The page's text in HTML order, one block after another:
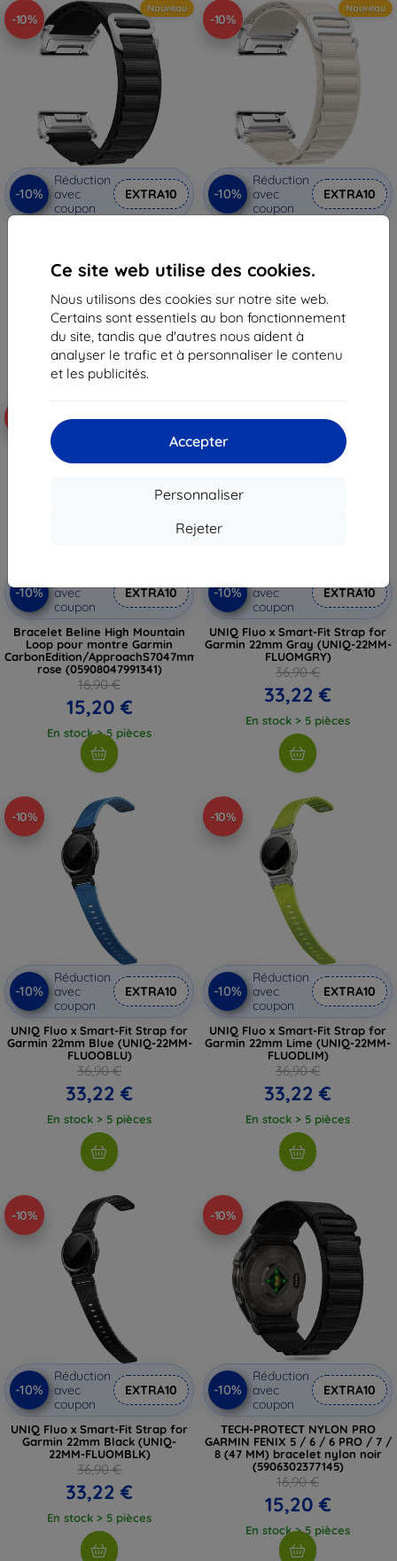
Ce site web utilise des cookies.
Nous utilisons des cookies sur notre site web.
Certains sont essentiels au bon fonctionnement
du site, tandis que d'autres nous aident à
analyser le trafic et à personnaliser le contenu
et les publicités.
Accepter
Personnaliser
Rejeter
-10%
Nouveau
-10%
Réduction
avec
coupon
EXTRA10
Solar/Descent Mk2i, noir
15,20 €
En stock > 5 pièces
-10%
Nouveau
-10%
Réduction
avec
coupon
EXTRA10
lumière stellaire
15,20 €
En stock > 5 pièces
-10%
avec
coupon
EXTRA10
Bracelet Beline High Mountain
Loop pour montre Garmin
CarbonEdition/ApproachS7047mm/DescentG1Solar,
rose (05908047991341)
16,90 €
15,20 €
En stock > 5 pièces
-10%
-10%
avec
coupon
EXTRA10
UNIQ Fluo x Smart-Fit Strap for
Garmin 22mm Gray (UNIQ-22MM-
FLUOMGRY)
36,90 €
33,22 €
En stock > 5 pièces
-10%
-10%
Réduction
avec
coupon
EXTRA10
UNIQ Fluo x Smart-Fit Strap for
Garmin 22mm Blue (UNIQ-22MM-
FLUOOBLU)
36,90 €
33,22 €
En stock > 5 pièces
-10%
-10%
Réduction
avec
coupon
EXTRA10
UNIQ Fluo x Smart-Fit Strap for
Garmin 22mm Lime (UNIQ-22MM-
FLUODLIM)
36,90 €
33,22 €
En stock > 5 pièces
-10%
-10%
Réduction
avec
coupon
EXTRA10
UNIQ Fluo x Smart-Fit Strap for
Garmin 22mm Black (UNIQ-
22MM-FLUOMBLK)
36,90 €
33,22 €
En stock > 5 pièces
-10%
-10%
Réduction
avec
coupon
EXTRA10
TECH-PROTECT NYLON PRO
GARMIN FENIX 5 / 6 / 6 PRO / 7 /
8 (47 MM) bracelet nylon noir
(5906302377145)
16,90 €
15,20 €
En stock > 5 pièces